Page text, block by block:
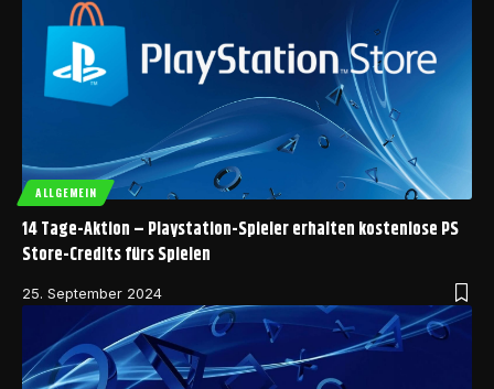
ALLGEMEIN
14 Tage-Aktion – Playstation-Spieler erhalten kostenlose PS
Store-Credits fürs Spielen
25. September 2024